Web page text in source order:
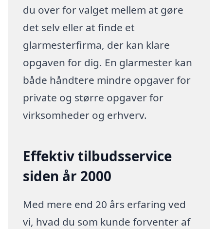
du over for valget mellem at gøre
det selv eller at finde et
glarmesterfirma, der kan klare
opgaven for dig. En glarmester kan
både håndtere mindre opgaver for
private og større opgaver for
virksomheder og erhverv.
Effektiv tilbudsservice
siden år 2000
Med mere end 20 års erfaring ved
vi, hvad du som kunde forventer af